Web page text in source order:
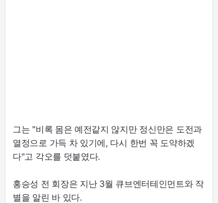
그는 "비록 몸은 예전같지 않지만 정신만은 도전과
열정으로 가득 차 있기에, 다시 한번 꼭 도약하겠
다"고 각오를 덧붙였다.
홍승성 전 회장은 지난 3월 큐브엔터테인먼트와 작
별을 알린 바 있다.